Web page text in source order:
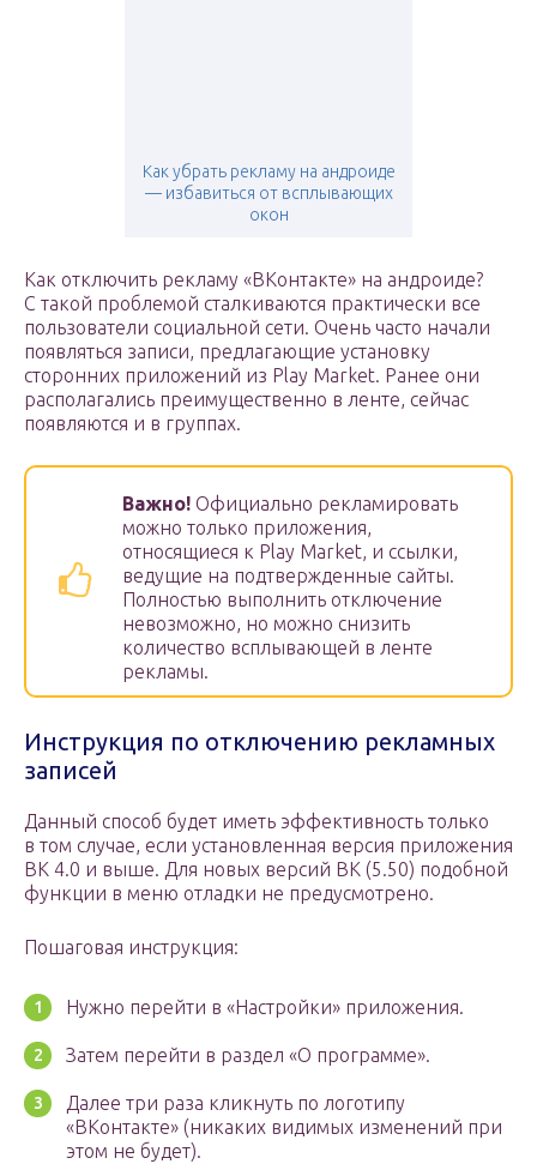
Как убрать рекламу на андроиде
— избавиться от всплывающих
окон
Как отключить рекламу «ВКонтакте» на андроиде?
С такой проблемой сталкиваются практически все
пользователи социальной сети. Очень часто начали
появляться записи, предлагающие установку
сторонних приложений из Play Market. Ранее они
располагались преимущественно в ленте, сейчас
появляются и в группах.
Важно! Официально рекламировать
можно только приложения,
относящиеся к Play Market, и ссылки,
ведущие на подтвержденные сайты.
Полностью выполнить отключение
невозможно, но можно снизить
количество всплывающей в ленте
рекламы.
Инструкция по отключению рекламных
записей
Данный способ будет иметь эффективность только
в том случае, если установленная версия приложения
ВК 4.0 и выше. Для новых версий ВК (5.50) подобной
функции в меню отладки не предусмотрено.
Пошаговая инструкция:
Нужно перейти в «Настройки» приложения.
Затем перейти в раздел «О программе».
Далее три раза кликнуть по логотипу
«ВКонтакте» (никаких видимых изменений при
этом не будет).